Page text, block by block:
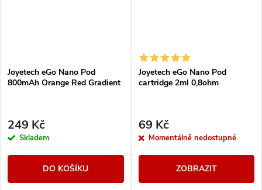
Joyetech eGo Nano Pod
800mAh Orange Red Gradient
249 Kč
Skladem
DO KOŠÍKU
Joyetech eGo Nano Pod
cartridge 2ml 0,8ohm
69 Kč
Momentálně nedostupné
ZOBRAZIT